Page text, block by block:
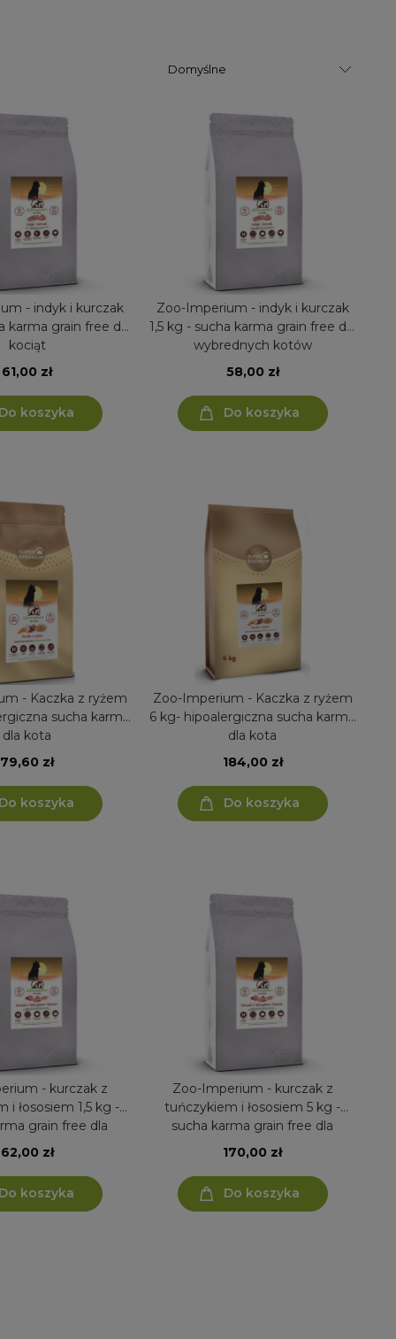
- indyk i kurczak
karma grain free dla
kociąt
61,00 zł
koszyka
Zoo-Imperium - indyk i kurczak
1,5 kg - sucha karma grain free dla
wybrednych kotów
58,00 zł
Do koszyka
- Kaczka z ryżem
sucha karma
dla kota
79,60 zł
koszyka
Zoo-Imperium - Kaczka z ryżem
6 kg- hipoalergiczna sucha karma
dla kota
184,00 zł
Do koszyka
- kurczak z
i łososiem 1,5 kg -
grain free dla
kota
62,00 zł
koszyka
Zoo-Imperium - kurczak z
tuńczykiem i łososiem 5 kg -
sucha karma grain free dla
sterylizowanego kota
170,00 zł
Do koszyka